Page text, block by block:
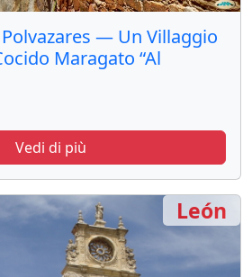
— Un Villaggio
Maragato “Al
Vedi di più
León